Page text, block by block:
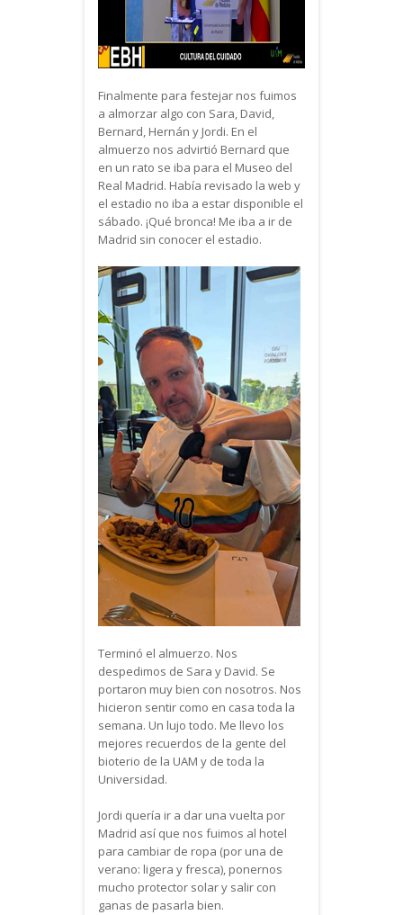
Finalmente para festejar nos fuimos
a almorzar algo con Sara, David,
Bernard, Hernán y Jordi. En el
almuerzo nos advirtió Bernard que
en un rato se iba para el Museo del
Real Madrid. Había revisado la web y
el estadio no iba a estar disponible el
sábado. ¡Qué bronca! Me iba a ir de
Madrid sin conocer el estadio.
Terminó el almuerzo. Nos
despedimos de Sara y David. Se
portaron muy bien con nosotros. Nos
hicieron sentir como en casa toda la
semana. Un lujo todo. Me llevo los
mejores recuerdos de la gente del
bioterio de la UAM y de toda la
Universidad.
Jordi quería ir a dar una vuelta por
Madrid así que nos fuimos al hotel
para cambiar de ropa (por una de
verano: ligera y fresca), ponernos
mucho protector solar y salir con
ganas de pasarla bien.